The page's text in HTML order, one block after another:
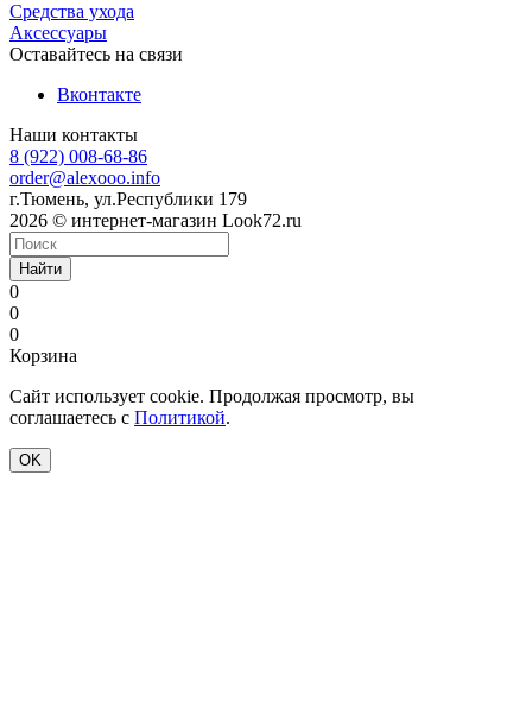
Средства ухода
Аксессуары
Оставайтесь на связи
Вконтакте
Наши контакты
8 (922) 008-68-86
order@alexooo.info
г.Тюмень, ул.Республики 179
2026 © интернет-магазин Look72.ru
Найти
0
0
0
Корзина
Сайт использует cookie. Продолжая просмотр, вы
соглашаетесь с Политикой.
OK